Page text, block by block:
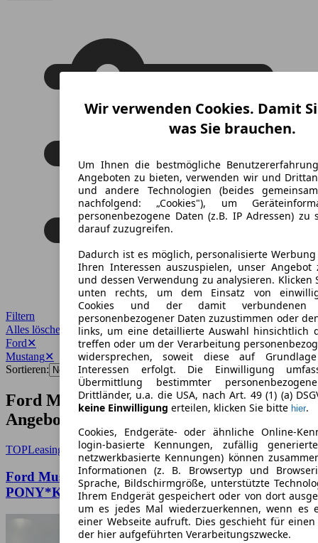
Wir verwenden Cookies. Damit
was Sie brauchen.
Um Ihnen die bestmögliche
Angeboten zu bieten, verwenden wir und
und andere Technologien (beides
nachfolgend: „Cookies"), um
personenbezogene Daten (z.B. IP Adressen) zu
darauf zuzugreifen.
Dadurch ist es möglich, personalisierte
Ihren Interessen auszuspielen, unser Angebot
und dessen Verwendung zu analysieren. Klicken
unten rechts, um dem Einsatz von
Cookies und der damit verbundenen
personenbezogener Daten zuzustimmen oder
links, um eine detaillierte Auswahl hinsichtlich
treffen oder um der Verarbeitung
widersprechen, soweit diese auf
Interessen erfolgt. Die Einwilligung
Übermittlung bestimmter
Drittländer, u.a. die USA, nach Art. 49 (1) (a)
keine Einwilligung erteilen, klicken Sie bitte hier.
Cookies, Endgeräte- oder ähnliche Online-
login-basierte Kennungen, zufällig
netzwerkbasierte Kennungen) können
Informationen (z. B. Browsertyp und
Sprache, Bildschirmgröße, unterstützte
Ihrem Endgerät gespeichert oder von dort
um es jedes Mal wiederzuerkennen, wenn es
einer Webseite aufruft. Dies geschieht für
der hier aufgeführten Verarbeitungszwecke.
Filtern
Alles löschen
Ford✕
Mustang✕
Sortieren:
Ford Mustang Gebrauchtwagen-
Angebote
TOPLeasing
Ford Mustang GT 5,0l,MAGNERIDE*NITE-
PONY*KEY*ACC*B&O*LED